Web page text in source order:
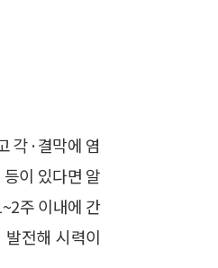
각·결막에 염
이 있다면 알
주 이내에 간
전해 시력이